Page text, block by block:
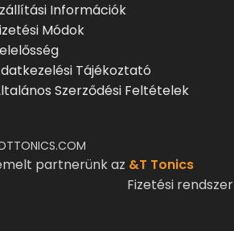
Információk
Módok
Tájékoztató
Szerződési Feltételek
partnerünk az &T Tonics
Fizetési rendszer